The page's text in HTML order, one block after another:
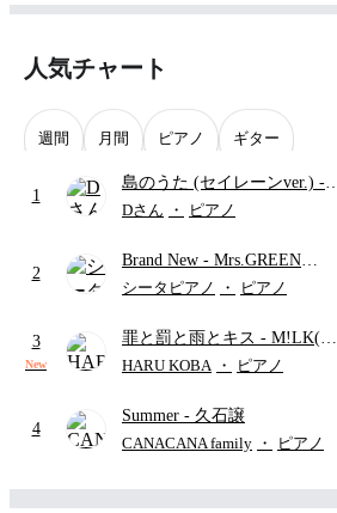
人気チャート
週間 月間 ピアノ ギター
1
島のうた (セイレーンver.) -
セイレーン(CV.鈴木みのり)
ード・ペダル付き/『映画ちい
かわ 人魚の島のひみつ』よ
Dさん ・ ピアノ
2
Brand New - Mrs.GREEN
APPLE
シータピアノ ・ ピアノ
3
New
罪と罰と雨とキス - M!LK(佐
野勇斗&吉田仁人)
HARU KOBA ・ ピアノ
4
Summer - 久石譲
CANACANA family ・ ピアノ